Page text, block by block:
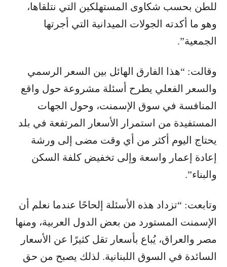
للطن بحسب شكاوى المستهلكين التي نتلقاها،
وهو ما أكدته الجولات الميدانية التي أجرتها
الجمعية”.
وقالت: “هذا الفارق الهائل بين السعر الرسمي
والسعر الفعلي يطرح أسئلة مشروعة حول واقع
المنافسة في سوق الإسمنت، وحول الجهات
المستفيدة من استمرار الأسعار المرتفعة في بلد
يحتاج اليوم أكثر من أي وقت مضى إلى ورشة
إعادة إعمار واسعة وإلى تخفيض كلفة السكن
والبناء”.
وتابعت: “تزداد هذه الأسئلة إلحاحًا عندما نعلم أن
الإسمنت المستورد من بعض الدول العربية، ومنها
مصر والعراق، يُباع بأسعار تقل كثيرًا عن الأسعار
السائدة في السوق اللبنانية. لذلك يصبح من حق